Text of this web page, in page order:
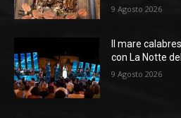
9 Agosto 2026
Il mare
con La Notte
9 Agosto 2026